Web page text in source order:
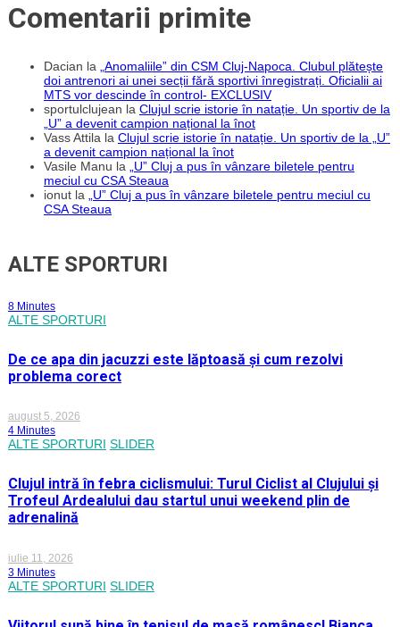
Comentarii primite
Dacian la
„Anomaliile” din CSM Cluj-Napoca. Clubul plătește
doi antrenori ai unei secții fără sportivi înregistrați. Oficialii ai
MTS vor descinde în control- EXCLUSIV
sportulclujean la Clujul scrie istorie în natație. Un sportiv de la
„U” a devenit campion național la înot
Vass Attila la Clujul scrie istorie în natație. Un sportiv de la „U”
a devenit campion național la înot
Vasile Manu la
„U” Cluj a pus în vânzare biletele pentru
meciul cu CSA Steaua
ionut la
„U” Cluj a pus în vânzare biletele pentru meciul cu
CSA Steaua
ALTE SPORTURI
8 Minutes
ALTE SPORTURI
De ce apa din jacuzzi este lăptoasă și cum rezolvi
problema corect
august 5, 2026
4 Minutes
ALTE SPORTURI SLIDER
Clujul intră în febra ciclismului: Turul Ciclist al Clujului și
Trofeul Ardealului dau startul unui weekend plin de
adrenalină
iulie 11, 2026
3 Minutes
ALTE SPORTURI SLIDER